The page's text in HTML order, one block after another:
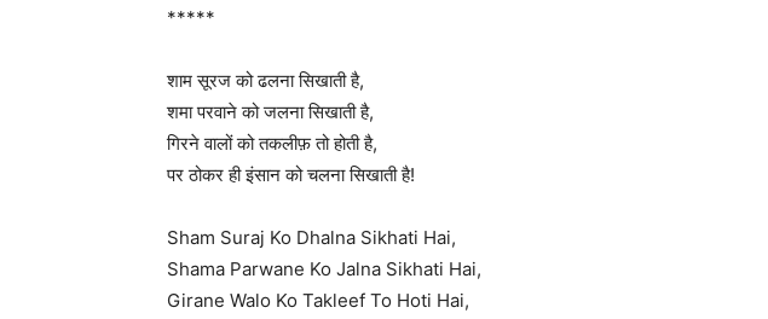
*****
शाम सूरज को ढलना सिखाती है,
शमा परवाने को जलना सिखाती है,
गिरने वालों को तकलीफ़ तो होती है,
पर ठोकर ही इंसान को चलना सिखाती है!
Sham Suraj Ko Dhalna Sikhati Hai,
Shama Parwane Ko Jalna Sikhati Hai,
Girane Walo Ko Takleef To Hoti Hai,